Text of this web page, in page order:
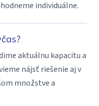
individuálne.
aktuálnu kapacitu a
nájsť riešenie aj v
množstve a